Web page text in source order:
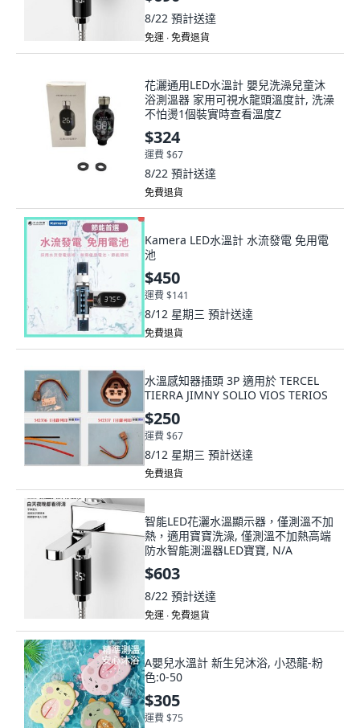
8/22 預計送達
免運 ∙ 免費退貨
花灑通用LED水溫計 嬰兒洗澡兒童沐
浴測溫器 家用可視水龍頭溫度計, 洗澡
不怕燙1個裝實時查看溫度Z
$324
運費 $67
8/22 預計送達
免費退貨
Kamera LED水溫計 水流發電 免用電
池
$450
運費 $141
8/12 星期三 預計送達
免費退貨
水溫感知器插頭 3P 適用於 TERCEL
TIERRA JIMNY SOLIO VIOS TERIOS
$250
運費 $67
8/12 星期三 預計送達
免費退貨
智能LED花灑水溫顯示器，僅測溫不加
熱，適用寶寶洗澡, 僅測溫不加熱高端
防水智能測溫器LED寶寶, N/A
$603
8/22 預計送達
免運 ∙ 免費退貨
A嬰兒水溫計 新生兒沐浴, 小恐龍-粉
色:0-50
$305
運費 $75